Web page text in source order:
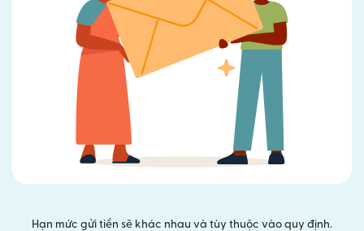
Hạn mức gửi tiền sẽ khác nhau và tùy thuộc vào quy định.